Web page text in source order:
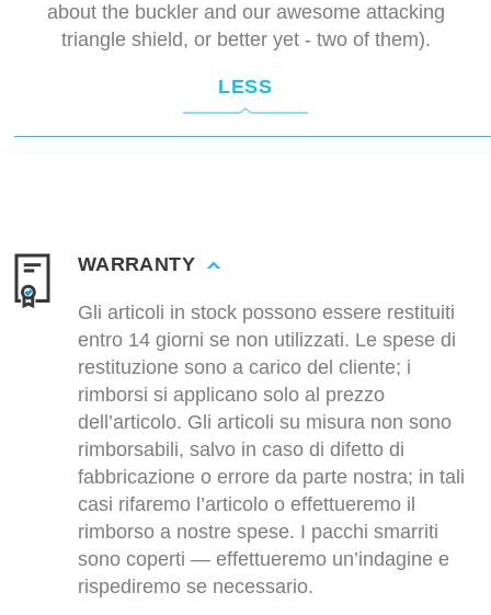
about the buckler and our awesome attacking
triangle shield, or better yet - two of them).
LESS
WARRANTY
Gli articoli in stock possono essere restituiti
entro 14 giorni se non utilizzati. Le spese di
restituzione sono a carico del cliente; i
rimborsi si applicano solo al prezzo
dell’articolo. Gli articoli su misura non sono
rimborsabili, salvo in caso di difetto di
fabbricazione o errore da parte nostra; in tali
casi rifaremo l’articolo o effettueremo il
rimborso a nostre spese. I pacchi smarriti
sono coperti — effettueremo un’indagine e
rispediremo se necessario.